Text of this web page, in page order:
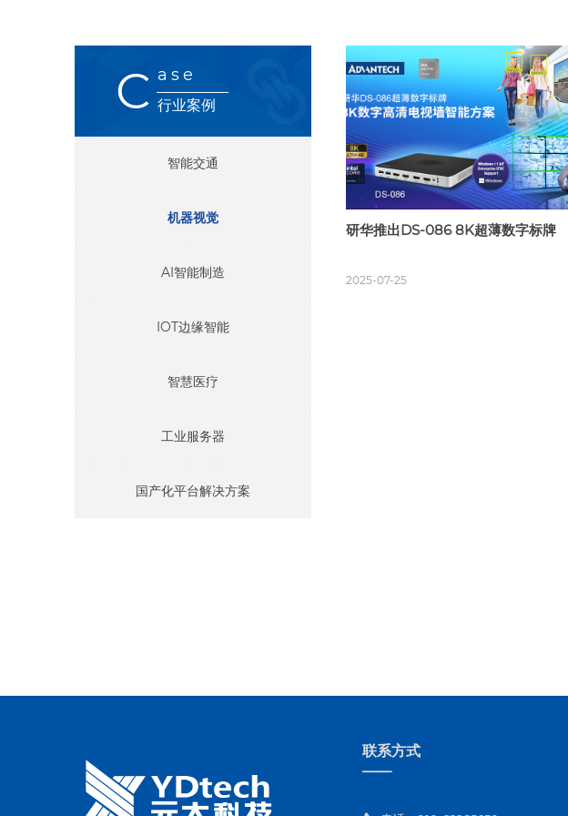
研华推出DS-086 8K超薄数字标牌
2025-07-25
智能交通
机器视觉
AI智能制造
IOT边缘智能
智慧医疗
工业服务器
国产化平台解决方案
C 行业案例
ase
联系方式
——